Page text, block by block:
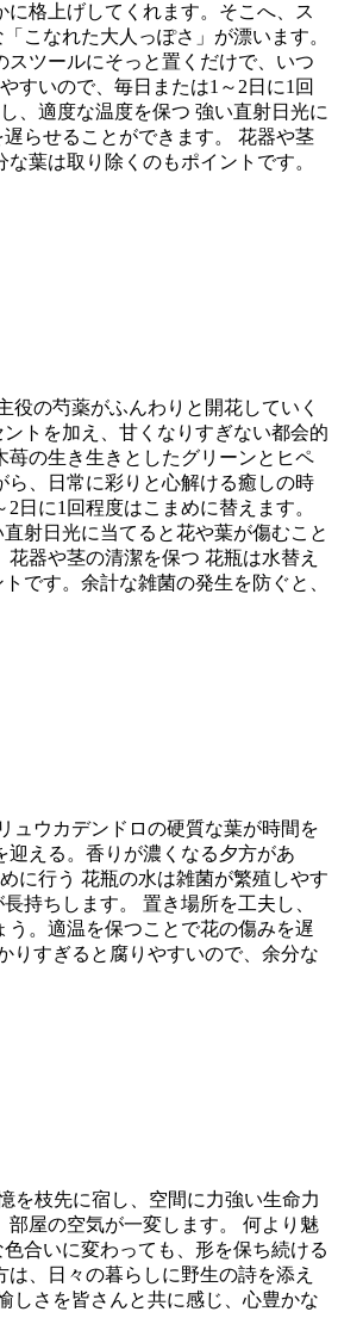
格上げしてくれます。そこへ、ス
こなれた大人っぽさ」が漂います。
ツールにそっと置くだけで、いつ
すいので、毎日または1～2日に1回
、適度な温度を保つ 強い直射日光に
らせることができます。 花器や茎
葉は取り除くのもポイントです。
の芍薬がふんわりと開花していく
トを加え、甘くなりすぎない都会的
の生き生きとしたグリーンとヒペ
、日常に彩りと心解ける癒しの時
日に1回程度はこまめに替えます。
射日光に当てると花や葉が傷むこと
器や茎の清潔を保つ 花瓶は水替え
です。余計な雑菌の発生を防ぐと、
ュウカデンドロの硬質な葉が時間を
える。香りが濃くなる夕方があ
に行う 花瓶の水は雑菌が繁殖しやす
持ちします。 置き場所を工夫し、
。適温を保つことで花の傷みを遅
りすぎると腐りやすいので、余分な
を枝先に宿し、空間に力強い生命力
屋の空気が一変します。 何より魅
合いに変わっても、形を保ち続ける
、日々の暮らしに野生の詩を添え
しさを皆さんと共に感じ、心豊かな